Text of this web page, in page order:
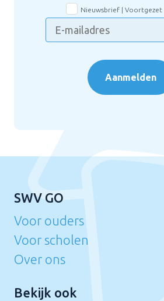
Aanmelden
Nieuwsbrief |
SWV GO
Voor ouders
Voor scholen
Over ons
Bekijk ook